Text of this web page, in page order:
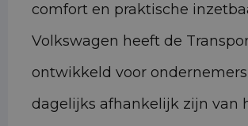
comfort en praktische
Volkswagen heeft de
ontwikkeld voor
dagelijks afhankelijk zijn van